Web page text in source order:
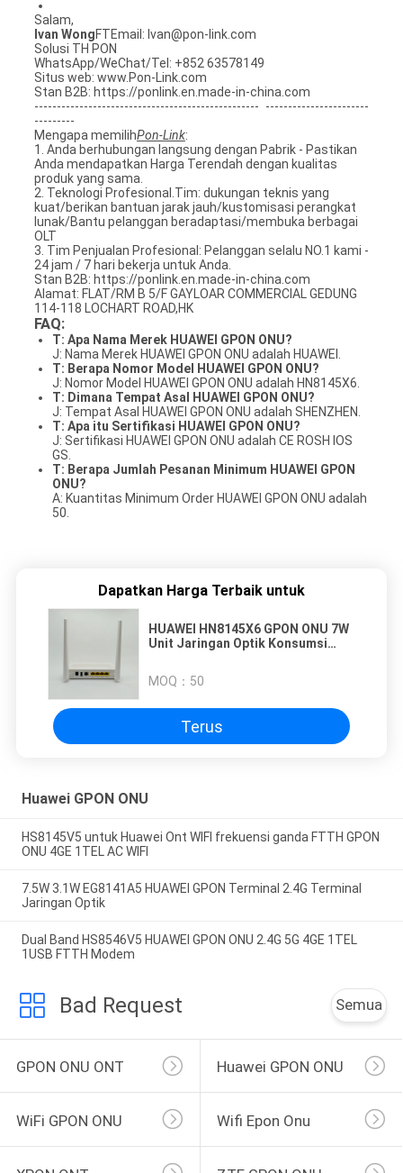
Salam,
Ivan WongFTEmail: Ivan@pon-link.com
Solusi TH PON
WhatsApp/WeChat/Tel: +852 63578149
Situs web: www.Pon-Link.com
Stan B2B: https://ponlink.en.made-in-china.com
-------------------------------------------------- -----------------------
---------
Mengapa memilihPon-Link:
1. Anda berhubungan langsung dengan Pabrik - Pastikan
Anda mendapatkan Harga Terendah dengan kualitas
produk yang sama.
2. Teknologi Profesional.Tim: dukungan teknis yang
kuat/berikan bantuan jarak jauh/kustomisasi perangkat
lunak/Bantu pelanggan beradaptasi/membuka berbagai
OLT
3. Tim Penjualan Profesional: Pelanggan selalu NO.1 kami -
24 jam / 7 hari bekerja untuk Anda.
Stan B2B: https://ponlink.en.made-in-china.com
Alamat: FLAT/RM B 5/F GAYLOAR COMMERCIAL GEDUNG
114-118 LOCHART ROAD,HK
FAQ:
T: Apa Nama Merek HUAWEI GPON ONU?
J: Nama Merek HUAWEI GPON ONU adalah HUAWEI.
T: Berapa Nomor Model HUAWEI GPON ONU?
J: Nomor Model HUAWEI GPON ONU adalah HN8145X6.
T: Dimana Tempat Asal HUAWEI GPON ONU?
J: Tempat Asal HUAWEI GPON ONU adalah SHENZHEN.
T: Apa itu Sertifikasi HUAWEI GPON ONU?
J: Sertifikasi HUAWEI GPON ONU adalah CE ROSH IOS
GS.
T: Berapa Jumlah Pesanan Minimum HUAWEI GPON
ONU?
A: Kuantitas Minimum Order HUAWEI GPON ONU adalah
50.
Dapatkan Harga Terbaik untuk
HUAWEI HN8145X6 GPON ONU 7W
Unit Jaringan Optik Konsumsi
MOQ： 50
Terus
Huawei GPON ONU
HS8145V5 untuk Huawei Ont WIFI frekuensi ganda FTTH GPON
ONU 4GE 1TEL AC WIFI
7.5W 3.1W EG8141A5 HUAWEI GPON Terminal 2.4G Terminal
Jaringan Optik
Dual Band HS8546V5 HUAWEI GPON ONU 2.4G 5G 4GE 1TEL
1USB FTTH Modem
Bad Request Semua
GPON ONU ONT Huawei GPON ONU
WiFi GPON ONU Wifi Epon Onu